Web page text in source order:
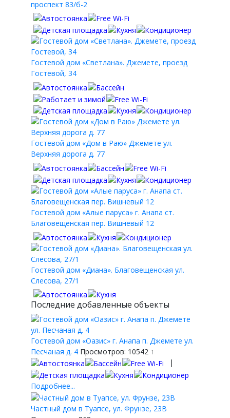
проспект 83/б-2
Гостевой дом «Светлана». Джемете, проезд
Гостевой, 34
Гостевой дом «Дом в Раю» Джемете ул.
Верхняя дорога д. 77
Гостевой дом «Алые паруса» г. Анапа ст.
Благовещенская пер. Вишневый 12
Гостевой дом «Диана». Благовещенская ул.
Слесова, 27/1
Последние добавленные объекты
Гостевой дом «Оазис» г. Анапа п. Джемете ул.
Песчаная д. 4 Просмотров: 10542 ↑
|
Подробнее...
Частный дом в Туапсе, ул. Фрунзе, 23В